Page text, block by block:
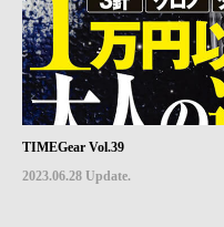
TIMEGear Vol.39
2023.06.28 Update.